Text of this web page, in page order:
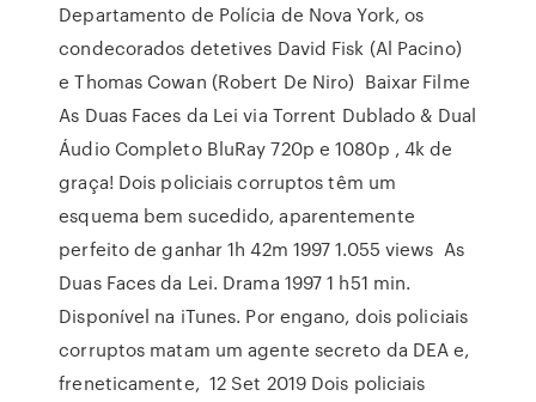
Departamento de Polícia de Nova York, os
condecorados detetives David Fisk (Al Pacino)
e Thomas Cowan (Robert De Niro) Baixar Filme
As Duas Faces da Lei via Torrent Dublado & Dual
Áudio Completo BluRay 720p e 1080p , 4k de
graça! Dois policiais corruptos têm um
esquema bem sucedido, aparentemente
perfeito de ganhar 1h 42m 1997 1.055 views As
Duas Faces da Lei. Drama 1997 1 h51 min.
Disponível na iTunes. Por engano, dois policiais
corruptos matam um agente secreto da DEA e,
freneticamente, 12 Set 2019 Dois policiais